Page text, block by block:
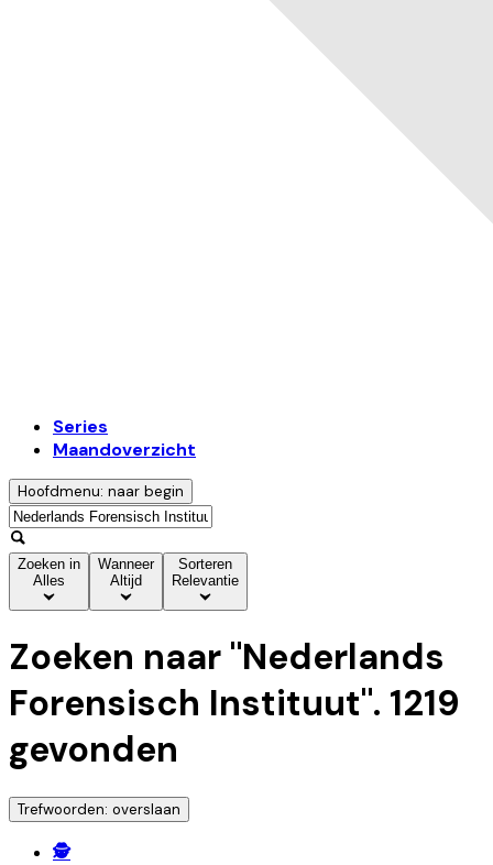
Series
Maandoverzicht
Hoofdmenu: naar begin
Zoeken in
Alles
Wanneer
Altijd
Sorteren
Relevantie
Zoeken naar "Nederlands
Forensisch Instituut". 1219
gevonden
Trefwoorden: overslaan
🕵️